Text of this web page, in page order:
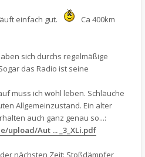
einfach gut.
Ca 400km
sich durchs regelmäßige
das Radio ist seine
muss ich wohl leben. Schläuche
Allgemeinzustand. Ein alter
auch ganz genau so...:
upload/Aut ... _3_XLi.pdf
nächsten Zeit: Stoßdämpfer,